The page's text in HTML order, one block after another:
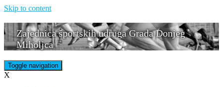
Skip to content
Zajednica športskih udruga Grada Donjeg
Miholjca
Toggle navigation
X